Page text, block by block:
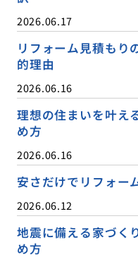
2026.06.17
リフォーム見積もり
的理由
2026.06.16
理想の住まいを叶え
め方
2026.06.16
安さだけでリフォー
2026.06.12
地震に備える家づく
め方